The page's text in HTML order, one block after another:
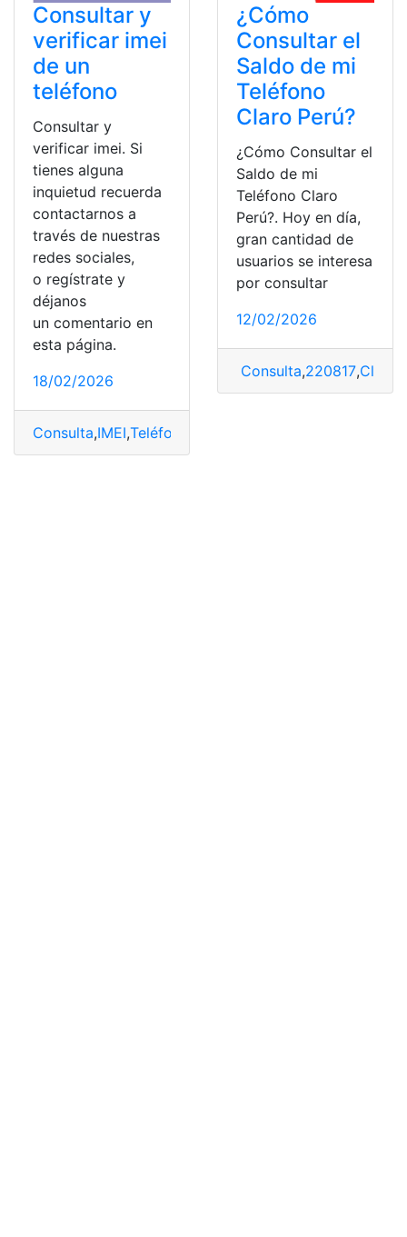
Consultar y
verificar imei
de un
teléfono
Consultar y
verificar imei. Si
tienes alguna
inquietud recuerda
contactarnos a
través de nuestras
redes sociales,
o regístrate y
déjanos
un comentario en
esta página.
18/02/2026
Consulta,IMEI,Teléfonos
¿Cómo
Consultar el
Saldo de mi
Teléfono
Claro Perú?
¿Cómo Consultar el
Saldo de mi
Teléfono Claro
Perú?. Hoy en día,
gran cantidad de
usuarios se interesa
por consultar
12/02/2026
Consulta,220817,Claro